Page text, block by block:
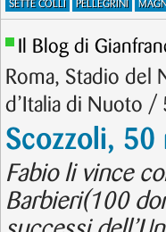
SETTE COLLI PELLEGRINI
Il Blog di
Roma, Stadio
d’Italia di Nuoto /
Scozzoli,
Fabio li vince
Barbieri(100